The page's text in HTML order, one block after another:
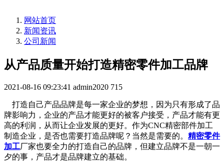
网站首页
新闻资讯
公司新闻
从产品质量开始打造精密零件加工品牌
2021-08-16 09:23:41 admin2020 715
打造自己产品品牌是每一家企业的梦想，因为只有形成了品
牌影响力，企业的产品才能更好的被客户接受，产品才能有更
高的利润，从而让企业发展的更好。作为CNC精密部件加工
制造企业，是否也需要打造品牌呢？当然是需要的。 精密零件
加工厂家也要全力的打造自己的品牌，但建立品牌不是一朝一
夕的事，产品才是品牌建立的基础。